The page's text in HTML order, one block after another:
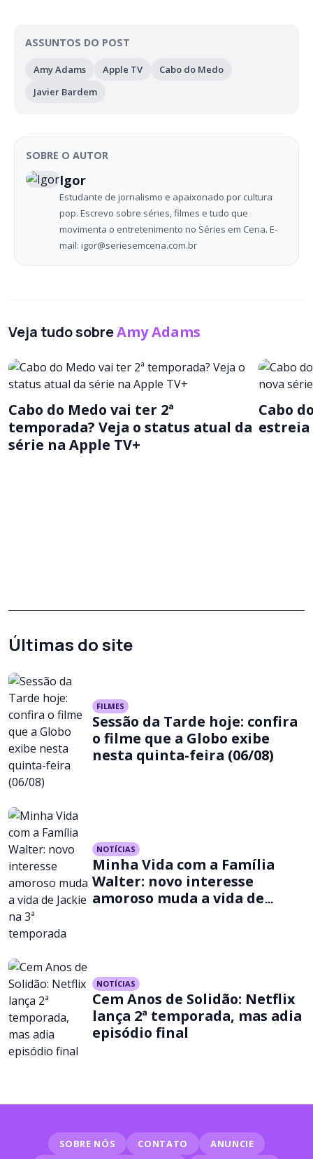
ASSUNTOS DO POST
Amy Adams Apple TV
Cabo do Medo
Javier Bardem
SOBRE O AUTOR
Igor
Estudante de jornalismo e apaixonado por cultura
pop. Escrevo sobre séries, filmes e tudo que
movimenta o entretenimento no Séries em Cena. E-
mail: igor@seriesemcena.com.br
Veja tudo sobreAmy Adams
Cabo do Medo vai ter 2ª
temporada? Veja o status atual da
série na Apple TV+
Cabo
estreia
Últimas do site
FILMES
Sessão da Tarde hoje: confira
o filme que a Globo exibe
nesta quinta-feira (06/08)
NOTÍCIAS
Minha Vida com a Família
Walter: novo interesse
amoroso muda a vida de
NOTÍCIAS
Cem Anos de Solidão: Netflix
lança 2ª temporada, mas adia
episódio final
SOBRE NÓS CONTATO ANUNCIE